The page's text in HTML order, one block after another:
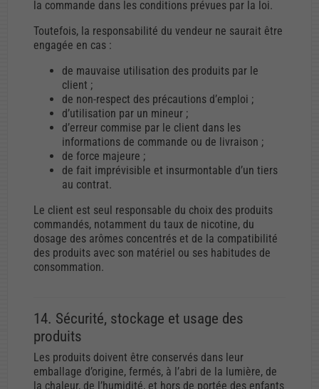
la commande dans les conditions prévues par la loi.
Toutefois, la responsabilité du vendeur ne saurait être
engagée en cas :
de mauvaise utilisation des produits par le
client ;
de non-respect des précautions d’emploi ;
d’utilisation par un mineur ;
d’erreur commise par le client dans les
informations de commande ou de livraison ;
de force majeure ;
de fait imprévisible et insurmontable d’un tiers
au contrat.
Le client est seul responsable du choix des produits
commandés, notamment du taux de nicotine, du
dosage des arômes concentrés et de la compatibilité
des produits avec son matériel ou ses habitudes de
consommation.
14. Sécurité, stockage et usage des
produits
Les produits doivent être conservés dans leur
emballage d’origine, fermés, à l’abri de la lumière, de
la chaleur, de l’humidité, et hors de portée des enfants